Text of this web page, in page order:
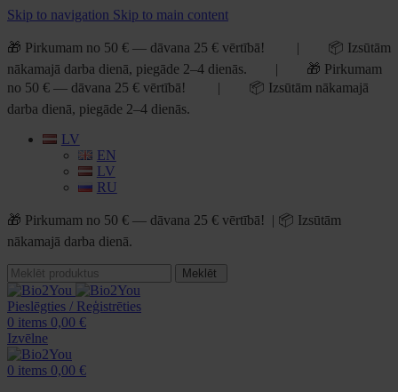
Skip to navigation Skip to main content
🎁 Pirkumam no 50 € — dāvana 25 € vērtībā! | 📦 Izsūtām
nākamajā darba dienā, piegāde 2–4 dienās. | 🎁 Pirkumam
no 50 € — dāvana 25 € vērtībā! | 📦 Izsūtām nākamajā
darba dienā, piegāde 2–4 dienās.
LV
EN
LV
RU
🎁 Pirkumam no 50 € — dāvana 25 € vērtībā! | 📦 Izsūtām
nākamajā darba dienā.
Meklēt
Pieslēgties / Reģistrēties
0 items 0,00 €
Izvēlne
0 items 0,00 €